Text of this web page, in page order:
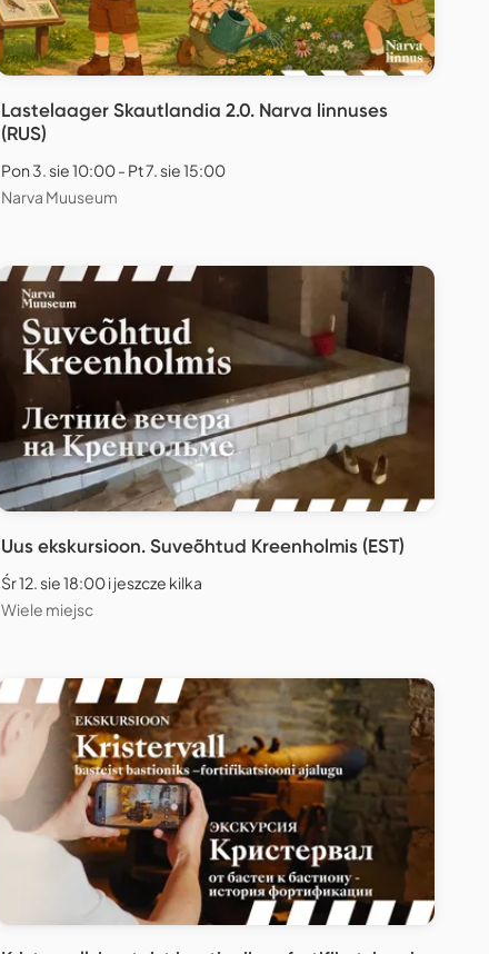
Lastelaager Skautlandia 2.0. Narva linnuses
(RUS)
Pon 3. sie 10:00 - Pt 7. sie 15:00
Narva Muuseum
Uus ekskursioon. Suveõhtud Kreenholmis (EST)
Śr 12. sie 18:00 i jeszcze kilka
Wiele miejsc